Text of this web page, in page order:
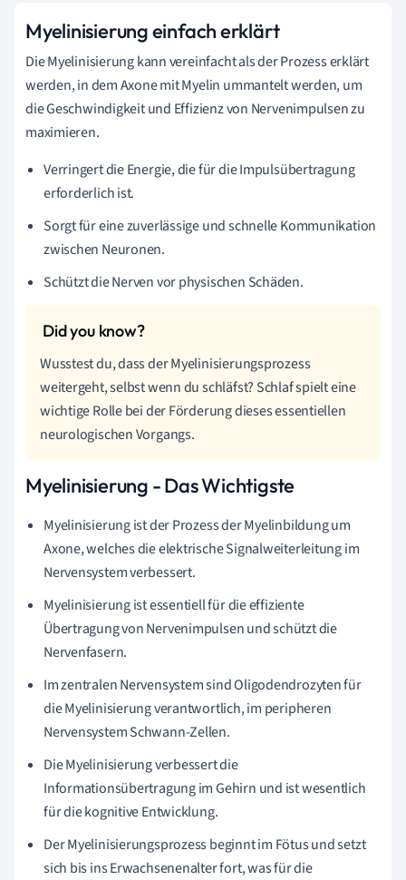
Myelinisierung einfach erklärt
Die Myelinisierung kann vereinfacht als der Prozess erklärt
werden, in dem Axone mit Myelin ummantelt werden, um
die Geschwindigkeit und Effizienz von Nervenimpulsen zu
maximieren.
Verringert die Energie, die für die Impulsübertragung
erforderlich ist.
Sorgt für eine zuverlässige und schnelle Kommunikation
zwischen Neuronen.
Schützt die Nerven vor physischen Schäden.
Wusstest du, dass der Myelinisierungsprozess
weitergeht, selbst wenn du schläfst? Schlaf spielt eine
wichtige Rolle bei der Förderung dieses essentiellen
neurologischen Vorgangs.
Myelinisierung - Das Wichtigste
Myelinisierung ist der Prozess der Myelinbildung um
Axone, welches die elektrische Signalweiterleitung im
Nervensystem verbessert.
Myelinisierung ist essentiell für die effiziente
Übertragung von Nervenimpulsen und schützt die
Nervenfasern.
Im zentralen Nervensystem sind Oligodendrozyten für
die Myelinisierung verantwortlich, im peripheren
Nervensystem Schwann-Zellen.
Die Myelinisierung verbessert die
Informationsübertragung im Gehirn und ist wesentlich
für die kognitive Entwicklung.
Der Myelinisierungsprozess beginnt im Fötus und setzt
sich bis ins Erwachsenenalter fort, was für die